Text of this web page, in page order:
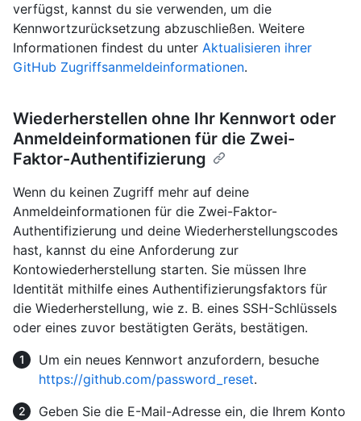
verfügst, kannst du sie verwenden, um die
Kennwortzurücksetzung abzuschließen. Weitere
Informationen findest du unter Aktualisieren ihrer
GitHub Zugriffsanmeldeinformationen.
Wiederherstellen ohne Ihr Kennwort oder
Anmeldeinformationen für die Zwei-
Faktor-Authentifizierung
Wenn du keinen Zugriff mehr auf deine
Anmeldeinformationen für die Zwei-Faktor-
Authentifizierung und deine Wiederherstellungscodes
hast, kannst du eine Anforderung zur
Kontowiederherstellung starten. Sie müssen Ihre
Identität mithilfe eines Authentifizierungsfaktors für
die Wiederherstellung, wie z. B. eines SSH-Schlüssels
oder eines zuvor bestätigten Geräts, bestätigen.
Um ein neues Kennwort anzufordern, besuche
https://github.com/password_reset.
Geben Sie die E-Mail-Adresse ein, die Ihrem Konto